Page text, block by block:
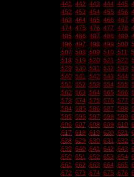
441 442 443 444 445
452 453 454 455 456
463 464 465 466 467
474 475 476 477 478
485 486 487 488 489
496 497 498 499 500
507 508 509 510 511
518 519 520 521 522
529 530 531 532 533
540 541 542 543 544
551 552 553 554 555
562 563 564 565 566
573 574 575 576 577
584 585 586 587 588
595 596 597 598 599
606 607 608 609 610
617 618 619 620 621
628 629 630 631 632
639 640 641 642 643
650 651 652 653 654
661 662 663 664 665
672 673 674 675 676